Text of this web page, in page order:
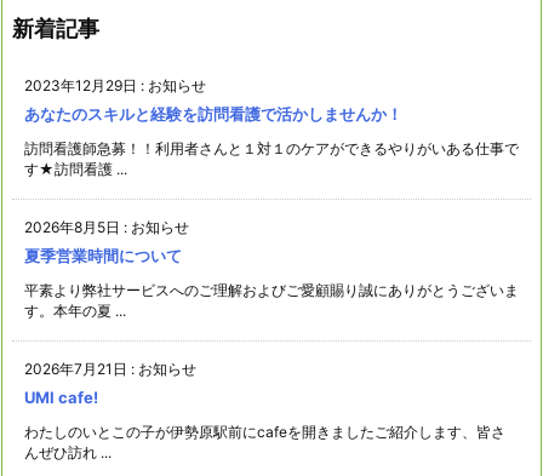
新着記事
2023年12月29日 : お知らせ
あなたのスキルと経験を訪問看護で活かしませんか！
訪問看護師急募！！利用者さんと１対１のケアができるやりがいある仕事で
す★訪問看護 ...
2026年8月5日 : お知らせ
夏季営業時間について
平素より弊社サービスへのご理解およびご愛顧賜り誠にありがとうございま
す。本年の夏 ...
2026年7月21日 : お知らせ
UMI cafe!
わたしのいとこの子が伊勢原駅前にcafeを開きましたご紹介します、皆さ
んぜひ訪れ ...